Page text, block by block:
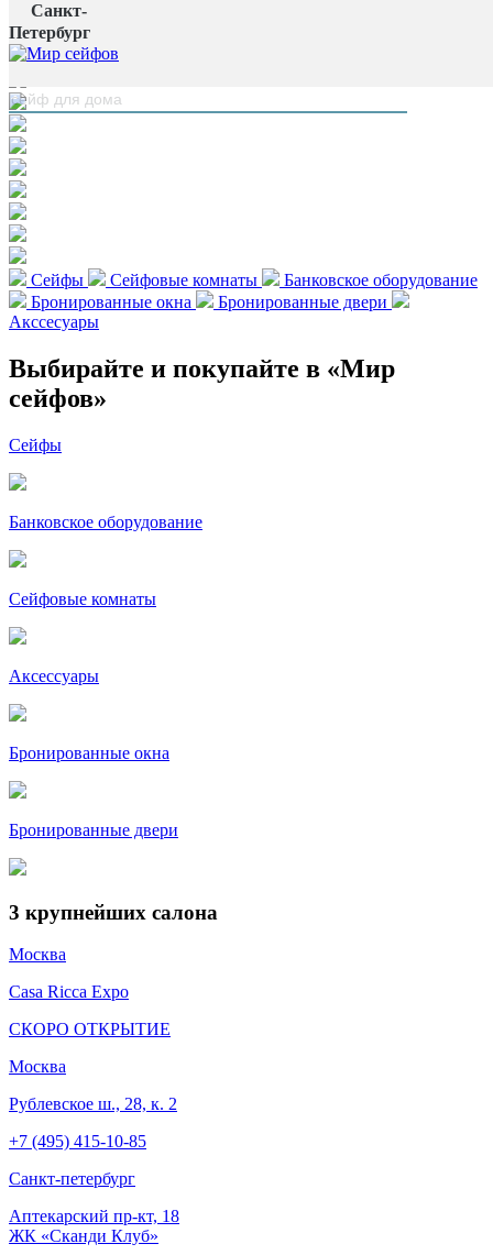
Санкт-
Петербург
Главная страница
наверх
Сейфы Сейфовые комнаты
Банковское оборудование
Бронированные окна
Бронированные двери
Акссесуары
Выбирайте и покупайте в «Мир
сейфов»
Сейфы
Банковское оборудование
Сейфовые комнаты
Аксессуары
Бронированные окна
Бронированные двери
3 крупнейших салона
Москва
Casa Ricca Expo
СКОРО ОТКРЫТИЕ
Москва
Рублевское ш., 28, к. 2
+7 (495) 415-10-85
Cанкт-петербург
Аптекарский пр-кт, 18
ЖК «Сканди Клуб»